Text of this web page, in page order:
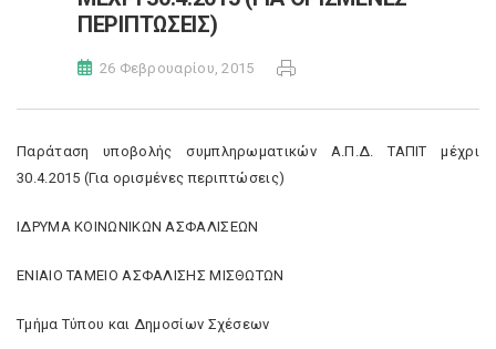
ΠΕΡΙΠΤΩΣΕΙΣ)
26 Φεβρουαρίου, 2015
Παράταση υποβολής συμπληρωματικών Α.Π.Δ. ΤΑΠΙΤ μέχρι
30.4.2015 (Για ορισμένες περιπτώσεις)
ΙΔΡΥΜΑ ΚΟΙΝΩΝΙΚΩΝ ΑΣΦΑΛΙΣΕΩΝ
ΕΝΙΑΙΟ ΤΑΜΕΙΟ ΑΣΦΑΛΙΣΗΣ ΜΙΣΘΩΤΩΝ
Τμήμα Τύπου και Δημοσίων Σχέσεων